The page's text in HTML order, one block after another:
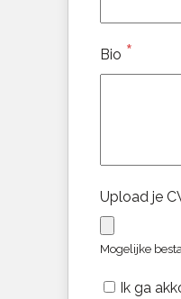
Bio *
Upload je
Mogelijke
Ik ga